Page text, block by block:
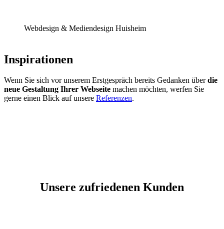
Webdesign & Mediendesign Huisheim
Inspirationen
Wenn Sie sich vor unserem Erstgespräch bereits Gedanken überdie
neue Gestaltung Ihrer Webseite machen möchten, werfen Sie
gerne einen Blick auf unsere Referenzen.
Unsere zufriedenen Kunden